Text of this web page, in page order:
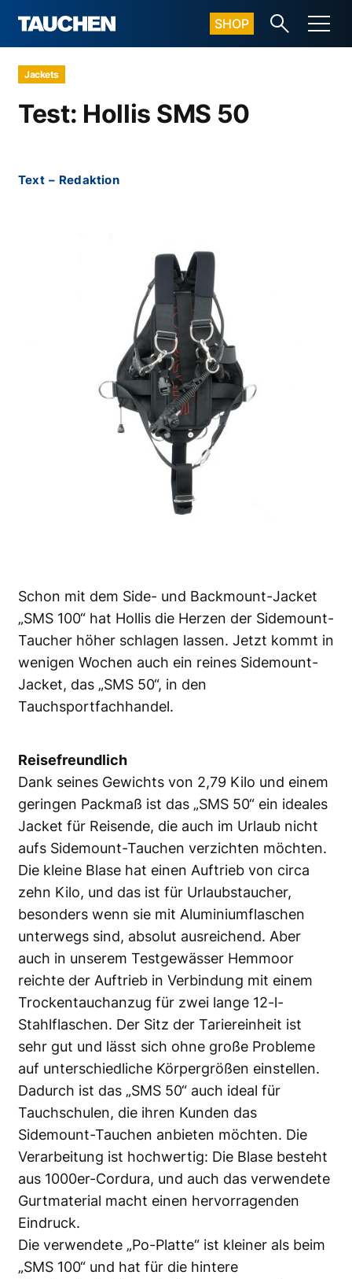
SHOP
Jackets
Test: Hollis SMS 50
Text – Redaktion
Schon mit dem Side- und Backmount-Jacket
„SMS 100“ hat Hollis die Herzen der Sidemount-
Taucher höher schlagen lassen. Jetzt kommt in
wenigen Wochen auch ein reines Sidemount-
Jacket, das „SMS 50“, in den
Tauchsportfachhandel.
Reisefreundlich
Dank seines Gewichts von 2,79 Kilo und einem
geringen Packmaß ist das „SMS 50“ ein ideales
Jacket für Reisende, die auch im Urlaub nicht
aufs Sidemount-Tauchen verzichten möchten.
Die kleine Blase hat einen Auftrieb von circa
zehn Kilo, und das ist für Urlaubstaucher,
besonders wenn sie mit Aluminiumflaschen
unterwegs sind, absolut ausreichend. Aber
auch in unserem Testgewässer Hemmoor
reichte der Auftrieb in Verbindung mit einem
Trockentauchanzug für zwei lange 12-l-
Stahlflaschen. Der Sitz der Tariereinheit ist
sehr gut und lässt sich ohne große Probleme
auf unterschiedliche Körpergrößen einstellen.
Dadurch ist das „SMS 50“ auch ideal für
Tauchschulen, die ihren Kunden das
Sidemount-Tauchen anbieten möchten. Die
Verarbeitung ist hochwertig: Die Blase besteht
aus 1000er-Cordura, und auch das verwendete
Gurtmaterial macht einen hervorragenden
Eindruck.
Die verwendete „Po-Platte“ ist kleiner als beim
„SMS 100“ und hat für die hintere